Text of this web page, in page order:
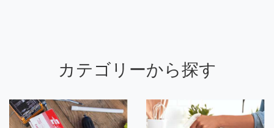
カテゴリーから探す